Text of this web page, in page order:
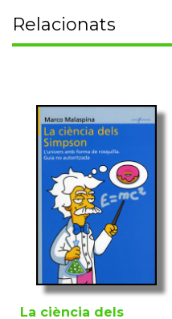
Relacionats
La ciència dels